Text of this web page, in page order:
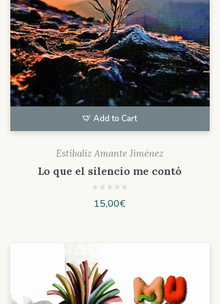
Add to Cart
Estíbaliz Amante Jiménez
Lo que el silencio me contó
15,00€